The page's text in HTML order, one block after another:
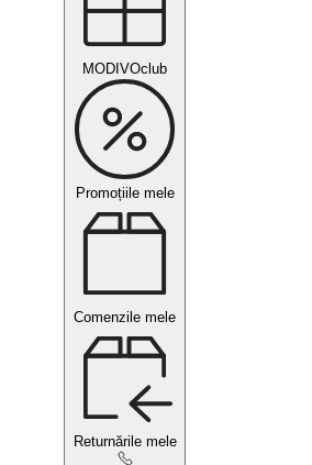
MODIVOclub
Promoțiile mele
Comenzile mele
Returnările mele